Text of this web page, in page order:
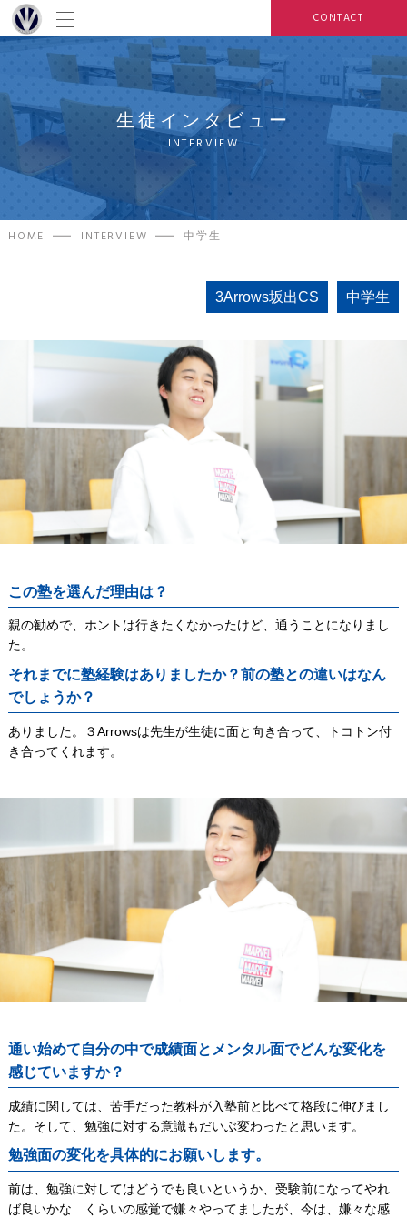
CONTACT
生徒インタビュー
INTERVIEW
HOME INTERVIEW 中学生
3Arrows坂出CS 中学生
この塾を選んだ理由は？
親の勧めで、ホントは行きたくなかったけど、通うことになりまし
た。
それまでに塾経験はありましたか？前の塾との違いはなん
でしょうか？
ありました。３Arrowsは先生が生徒に面と向き合って、トコトン付
き合ってくれます。
通い始めて自分の中で成績面とメンタル面でどんな変化を
感じていますか？
成績に関しては、苦手だった教科が入塾前と比べて格段に伸びまし
た。そして、勉強に対する意識もだいぶ変わったと思います。
勉強面の変化を具体的にお願いします。
前は、勉強に対してはどうでも良いというか、受験前になってやれ
ば良いかな…くらいの感覚で嫌々やってましたが、今は、嫌々な感